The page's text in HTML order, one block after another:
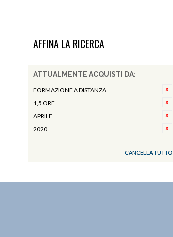
AFFINA LA RICERCA
ATTUALMENTE ACQUISTI DA:
FORMAZIONE A DISTANZA
1,5 ORE
APRILE
2020
CANCELLA TUTTO